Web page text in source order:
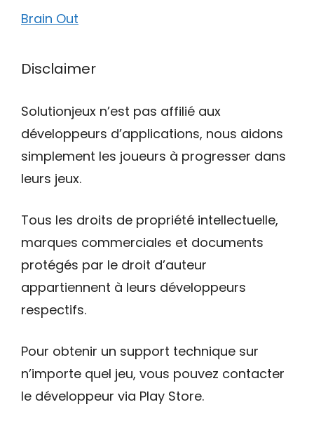
Brain Out
Disclaimer
Solutionjeux n’est pas affilié aux
développeurs d’applications, nous aidons
simplement les joueurs à progresser dans
leurs jeux.
Tous les droits de propriété intellectuelle,
marques commerciales et documents
protégés par le droit d’auteur
appartiennent à leurs développeurs
respectifs.
Pour obtenir un support technique sur
n’importe quel jeu, vous pouvez contacter
le développeur via Play Store.